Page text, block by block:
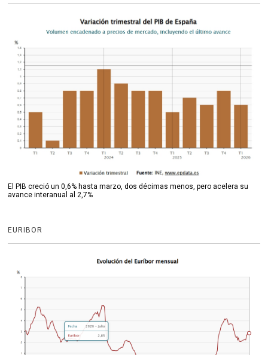
El PIB creció un 0,6% hasta marzo, dos décimas menos, pero acelera su
avance interanual al 2,7%
EURIBOR